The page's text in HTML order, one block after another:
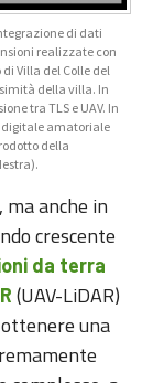
di dati
realizzate con
di Villa del Colle del
della villa. In
tra TLS e UAV. In
digitale amatoriale
della
anche in
crescente
da terra
(UAV-LiDAR)
una